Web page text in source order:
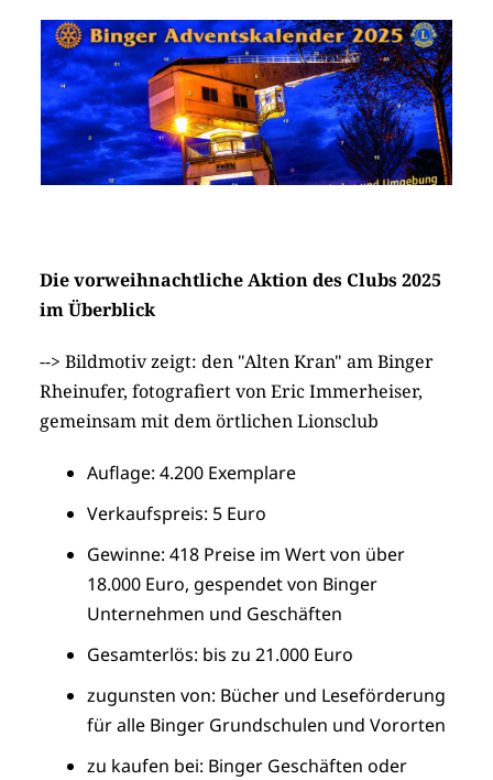
Die vorweihnachtliche Aktion des Clubs 2025
im Überblick
--> Bildmotiv zeigt: den "Alten Kran" am Binger
Rheinufer, fotografiert von Eric Immerheiser,
gemeinsam mit dem örtlichen Lionsclub
Auflage: 4.200 Exemplare
Verkaufspreis: 5 Euro
Gewinne: 418 Preise im Wert von über
18.000 Euro, gespendet von Binger
Unternehmen und Geschäften
Gesamterlös: bis zu 21.000 Euro
zugunsten von: Bücher und Leseförderung
für alle Binger Grundschulen und Vororten
zu kaufen bei: Binger Geschäften oder